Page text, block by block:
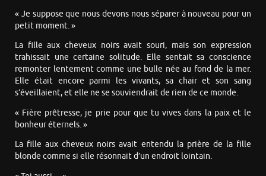
« Je suppose que nous devons nous séparer à nouveau pour un
petit moment. »
La fille aux cheveux noirs avait souri, mais son expression
trahissait une certaine solitude. Elle sentait sa conscience
remonter lentement comme une bulle née au fond de la mer.
Elle était encore parmi les vivants, sa chair et son sang
s’éveillaient, et elle ne se souviendrait de rien de ce monde.
« Fière prêtresse, je prie pour que tu vives dans la paix et le
bonheur éternels. »
La fille aux cheveux noirs avait entendu la prière de la fille
blonde comme si elle résonnait d’un endroit lointain.